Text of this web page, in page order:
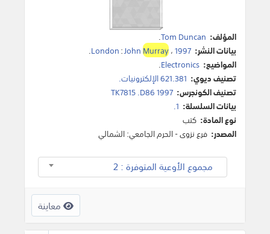
المؤلف: Tom Duncan
.
بيانات النشر:
London:JohnMurray،1997
.
المواضيع: Electronics
.
تصنيف ديوي: 621.381 الإلكترونيات.
تصنيف الكونجرس: TK7815 .D86 1997
بيانات السلسلة: 1.
نوع المادة: كتب
المصدر: فرع نزوى - الحرم الجامعي: الشمالي
مجموع الأوعية المتوفرة : 2
معاينة